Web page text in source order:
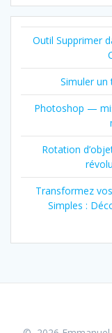
Outil Supprimer
Simuler un
Photoshop —
Rotation
Transformez
Simples :